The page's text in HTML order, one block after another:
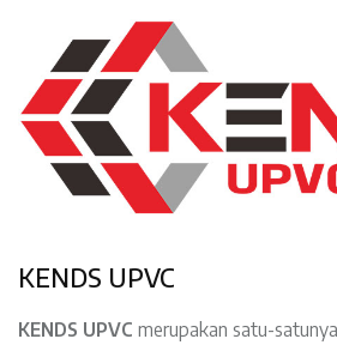
KENDS UPVC
KENDS UPVC merupakan satu-